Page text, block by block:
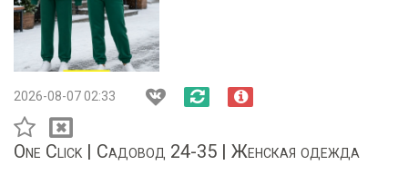
2026-08-07 02:33
One Click | Садовод 24-35 | Женская одежда